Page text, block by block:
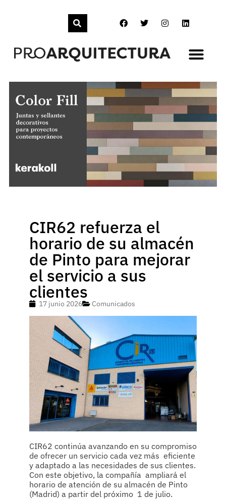
CIR62 refuerza el
horario de su almacén
de Pinto para mejorar
el servicio a sus
clientes
17 junio 2026 Comunicados
CIR62 continúa avanzando en su compromiso
de ofrecer un servicio cada vez más eficiente
y adaptado a las necesidades de sus clientes.
Con este objetivo, la compañía ampliará el
horario de atención de su almacén de Pinto
(Madrid) a partir del próximo 1 de julio.